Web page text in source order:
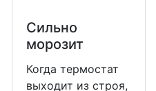
Сильно
морозит
Когда термостат
выходит из строя,